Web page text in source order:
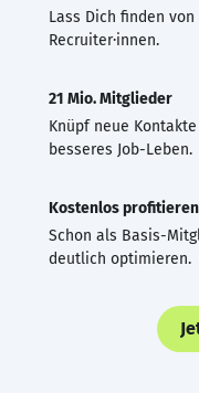
Lass Dich finden
Recruiter·innen.
21 Mio. Mitglieder
Knüpf neue
besseres Job-Leben.
Kostenlos profitieren
Schon als Basis-
deutlich optimieren.